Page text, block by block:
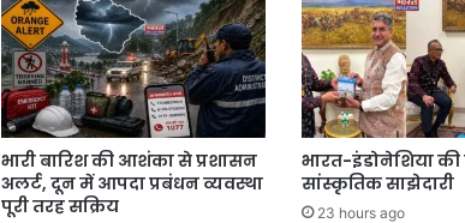
भारी बारिश की आशंका से प्रशासन
अलर्ट, दून में आपदा प्रबंधन व्यवस्था
पूरी तरह सक्रिय
भारत-इंडोनेशिया
सांस्कृतिक साझेदारी
23 hours ago